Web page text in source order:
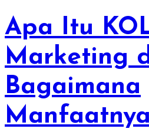
Apa Itu
Marketing
Bagaimana